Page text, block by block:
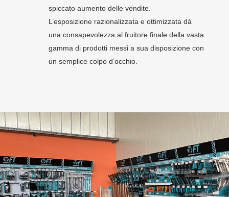
spiccato aumento delle vendite.
L’esposizione razionalizzata e ottimizzata dà
una consapevolezza al fruitore finale della vasta
gamma di prodotti messi a sua disposizione con
un semplice colpo d’occhio.